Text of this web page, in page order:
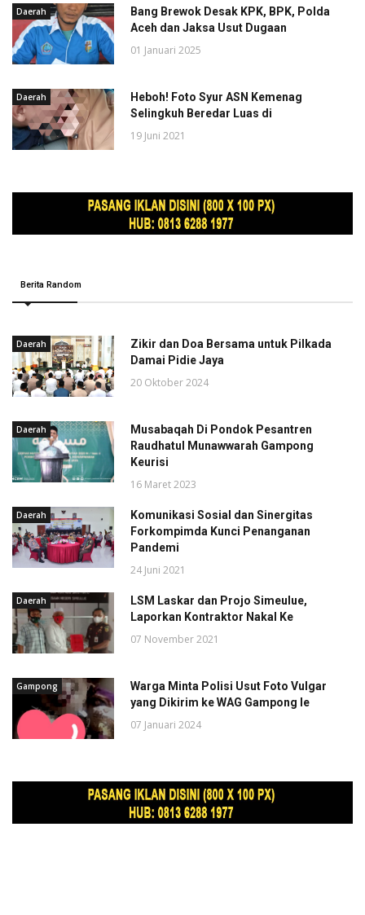
Daerah
Bang Brewok Desak KPK, BPK, Polda
Aceh dan Jaksa Usut Dugaan
01 Januari 2025
Daerah
Heboh! Foto Syur ASN Kemenag
Selingkuh Beredar Luas di
19 Juni 2021
Berita Random
Daerah
Zikir dan Doa Bersama untuk Pilkada
Damai Pidie Jaya
20 Oktober 2024
Daerah
Musabaqah Di Pondok Pesantren
Raudhatul Munawwarah Gampong
Keurisi
16 Maret 2023
Daerah
Komunikasi Sosial dan Sinergitas
Forkompimda Kunci Penanganan
Pandemi
24 Juni 2021
Daerah
LSM Laskar dan Projo Simeulue,
Laporkan Kontraktor Nakal Ke
07 November 2021
Gampong
Warga Minta Polisi Usut Foto Vulgar
yang Dikirim ke WAG Gampong Ie
07 Januari 2024